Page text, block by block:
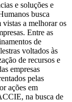
e soluções e
busca
a melhorar os
Entre as
de
voltados às
de recursos e
empresas
pelas
ações em
na busca de